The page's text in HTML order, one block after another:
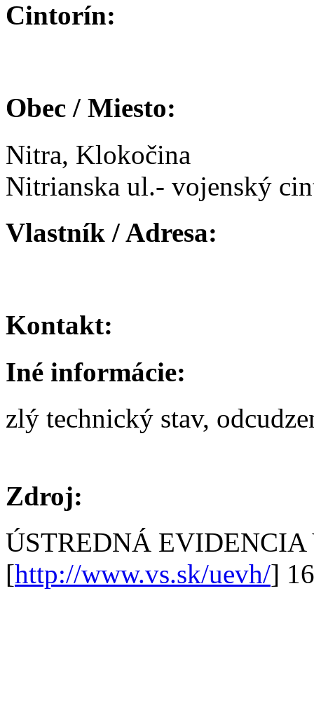
Cintorín:
Obec / Miesto:
Nitra, Klokočina
Nitrianska ul.- vojenský
Vlastník / Adresa:
Kontakt:
Iné informácie:
zlý technický stav,
Zdroj:
ÚSTREDNÁ
[http://www.vs.sk/uevh/]